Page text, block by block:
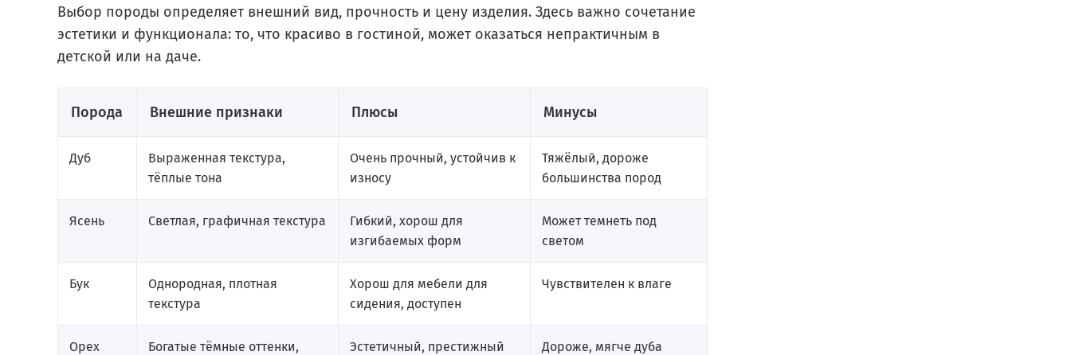
Выбор породы определяет внешний вид, прочность и цену изделия. Здесь важно сочетание
эстетики и функционала: то, что красиво в гостиной, может оказаться непрактичным в
детской или на даче.
Порода Внешние признаки Плюсы Минусы
Дуб
Выраженная текстура,
тёплые тона
Очень прочный, устойчив к
износу
Тяжёлый, дороже
большинства пород
Ясень Светлая, графичная текстура
Гибкий, хорош для
изгибаемых форм
Может темнеть под
светом
Бук
Однородная, плотная
текстура
Хорош для мебели для
сидения, доступен
Чувствителен к влаге
Орех
Богатые тёмные оттенки,
Эстетичный, престижный Дороже, мягче дуба